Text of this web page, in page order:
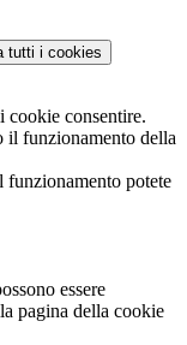
tutti i cookies
cookie consentire.
il funzionamento della
funzionamento potete
essere
pagina della cookie